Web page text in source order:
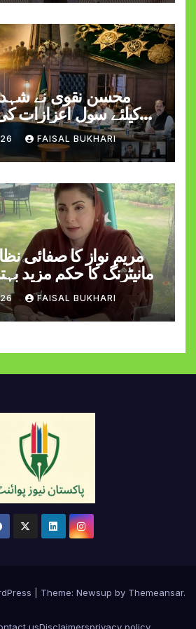
محسن نقوی نے
کیلئے سول اعزازات
FAISAL BUKHARI
مریم نواز کا صفائی
مانیٹرنگ کا حکم مزید
FAISAL BUKHARI
Theme: Newsup by Themeansar.
usDisclaimersprivacy policy